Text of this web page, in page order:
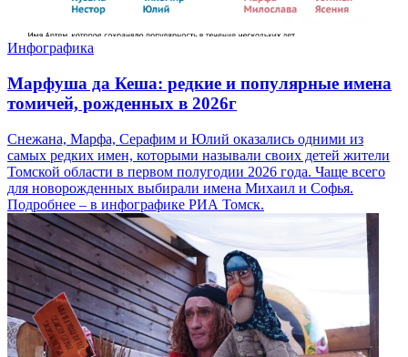
Инфографика
Марфуша да Кеша: редкие и популярные имена
томичей, рожденных в 2026г
Снежана, Марфа, Серафим и Юлий оказались одними из
самых редких имен, которыми называли своих детей жители
Томской области в первом полугодии 2026 года. Чаще всего
для новорожденных выбирали имена Михаил и Софья.
Подробнее – в инфографике РИА Томск.